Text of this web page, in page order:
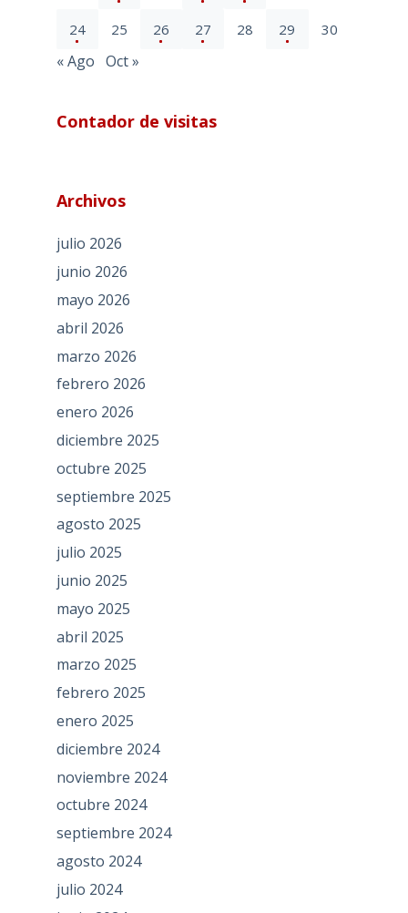
24 25 26 27 28 29 30
« Ago Oct »
Contador de visitas
Archivos
julio 2026
junio 2026
mayo 2026
abril 2026
marzo 2026
febrero 2026
enero 2026
diciembre 2025
octubre 2025
septiembre 2025
agosto 2025
julio 2025
junio 2025
mayo 2025
abril 2025
marzo 2025
febrero 2025
enero 2025
diciembre 2024
noviembre 2024
octubre 2024
septiembre 2024
agosto 2024
julio 2024